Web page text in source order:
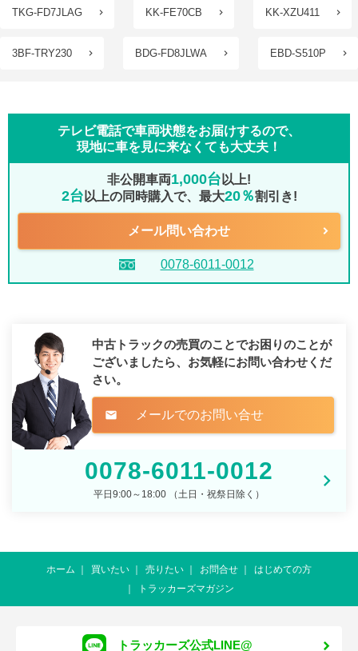
TKG-FD7JLAG KK-FE70CB KK-XZU411
3BF-TRY230 BDG-FD8JLWA EBD-S510P
テレビ電話で車両状態をお届けするので、
現地に車を見に来なくても大丈夫！
非公開車両1,000台 以上!
2台 以上の同時購入で、最大20％割引き!
メール問い合わせ
0078-6011-0012
中古トラックの売買のことでお困りのことが
ございましたら、 お気軽にお問い合わせくだ
さい。
mail メールでのお問い合せ
0078-6011-0012
平日9:00～18:00 （土日・祝祭日除く）
ホーム 買いたい 売りたい お問合せ
はじめての方
トラッカーズマガジン
トラッカーズ公式LINE@